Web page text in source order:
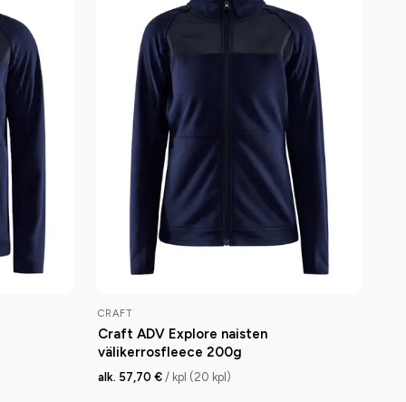
CRAFT
Craft ADV Explore naisten
välikerrosfleece 200g
alk. 57,70 € / kpl (20 kpl)